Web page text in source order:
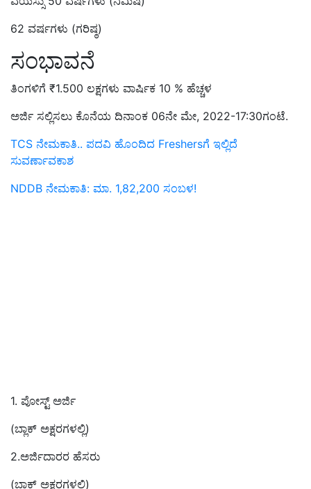
62 ವರ್ಷಗಳು (ಗರಿಷ್ಠ)
ಸಂಭಾವನೆ
ತಿಂಗಳಿಗೆ ₹1.500 ಲಕ್ಷಗಳು ವಾರ್ಷಿಕ 10 % ಹೆಚ್ಚಳ
ಅರ್ಜಿ ಸಲ್ಲಿಸಲು ಕೊನೆಯ ದಿನಾಂಕ 06ನೇ ಮೇ, 2022-17:30ಗಂಟೆ.
TCS ನೇಮಕಾತಿ.. ಪದವಿ ಹೊಂದಿದ Freshersಗೆ ಇಲ್ಲಿದೆ
ಸುವರ್ಣಾವಕಾಶ
NDDB ನೇಮಕಾತಿ: ಮಾ. 1,82,200 ಸಂಬಳ!
1. ಪೋಸ್ಟ್ ಅರ್ಜಿ
(ಬ್ಲಾಕ್ ಅಕ್ಷರಗಳಲ್ಲಿ)
2.ಅರ್ಜಿದಾರರ ಹೆಸರು
(ಬ್ಲಾಕ್ ಅಕ್ಷರಗಳಲ್ಲಿ)